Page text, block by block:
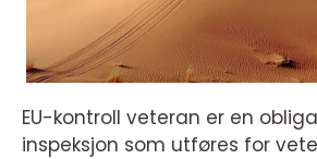
EU-kontroll veteran er en
inspeksjon som utføres for